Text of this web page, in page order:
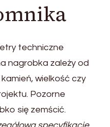
techniczne
nagrobka zależy od
wielkość czy
Pozorne
się zemścić.